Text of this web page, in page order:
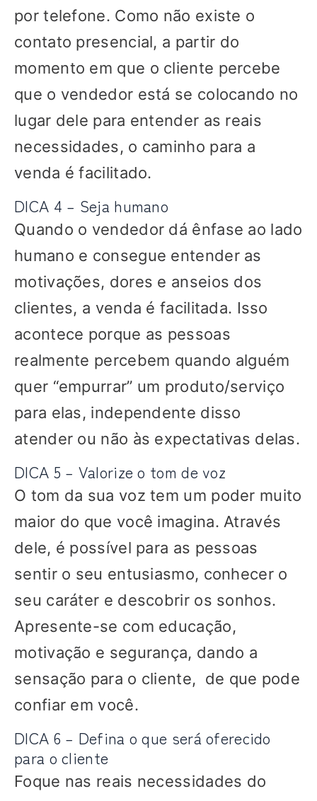
por telefone. Como não existe o
contato presencial, a partir do
momento em que o cliente percebe
que o vendedor está se colocando no
lugar dele para entender as reais
necessidades, o caminho para a
venda é facilitado.
DICA 4 – Seja humano
Quando o vendedor dá ênfase ao lado
humano e consegue entender as
motivações, dores e anseios dos
clientes, a venda é facilitada. Isso
acontece porque as pessoas
realmente percebem quando alguém
quer “empurrar” um produto/serviço
para elas, independente disso
atender ou não às expectativas delas.
DICA 5 – Valorize o tom de voz
O tom da sua voz tem um poder muito
maior do que você imagina. Através
dele, é possível para as pessoas
sentir o seu entusiasmo, conhecer o
seu caráter e descobrir os sonhos.
Apresente-se com educação,
motivação e segurança, dando a
sensação para o cliente, de que pode
confiar em você.
DICA 6 – Defina o que será oferecido
para o cliente
Foque nas reais necessidades do